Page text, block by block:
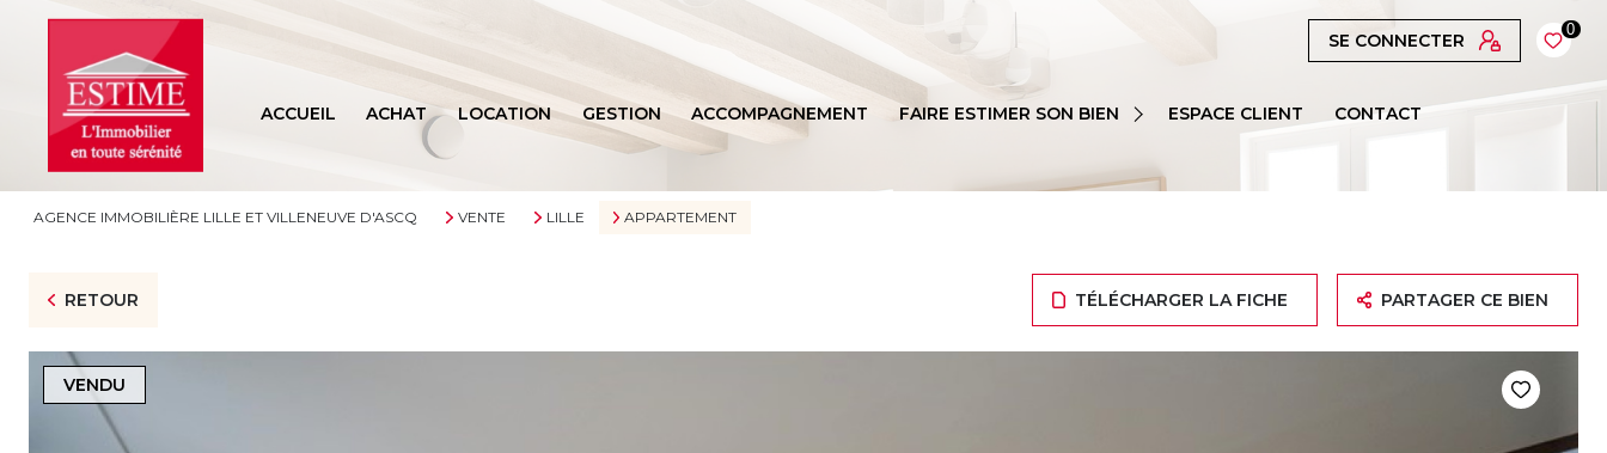
SE CONNECTER
0
ACCUEIL ACHAT LOCATION GESTION ACCOMPAGNEMENT
FAIRE ESTIMER SON BIEN
ESPACE CLIENT CONTACT
AGENCE IMMOBILIÈRE LILLE ET VILLENEUVE D'ASCQ VENTE LILLE APPARTEMENT
RETOUR TÉLÉCHARGER LA FICHE PARTAGER CE BIEN
VENDU